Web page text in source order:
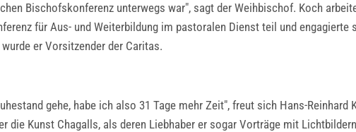
Bischofskonferenz unterwegs war", sagt der Weihbischof. Koch
für Aus- und Weiterbildung im pastoralen Dienst teil und
er Vorsitzender der Caritas.
gehe, habe ich also 31 Tage mehr Zeit", freut sich Hans-
die Kunst Chagalls, als deren Liebhaber er sogar Vorträge mit